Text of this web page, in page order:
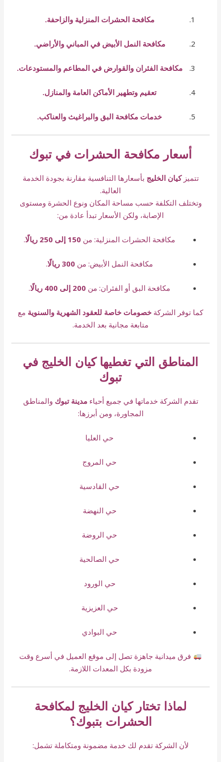
مكافحة الحشرات المنزلية والزاحفة.
مكافحة النمل الأبيض في المباني والأراضي.
مكافحة الفئران والقوارض في المطاعم والمستودعات.
تعقيم وتطهير الأماكن العامة والمنازل.
خدمات مكافحة البق والبراغيث والعناكب.
أسعار مكافحة الحشرات في تبوك
تتميزكيان الخليج بأسعارها التنافسية مقارنة بجودة الخدمة
العالية.
وتختلف التكلفة حسب مساحة المكان ونوع الحشرة ومستوى
الإصابة، ولكن الأسعار تبدأ عادة من:
مكافحة الحشرات المنزلية: من 150 إلى 250 ريالًا .
مكافحة النمل الأبيض: من 300 ريالًا .
مكافحة البق أو الفئران: من 200 إلى 400 ريالًا .
كما توفر الشركة خصومات خاصة للعقود الشهرية والسنوية مع
متابعة مجانية بعد الخدمة.
المناطق التي تغطيها كيان الخليج في
تبوك
تقدم الشركة خدماتها في جميع أحياءمدينة تبوك والمناطق
المجاورة، ومن أبرزها:
حي العليا
حي المروج
حي القادسية
حي النهضة
حي الروضة
حي الصالحية
حي الورود
حي العزيزية
حي البوادي
فرق ميدانية جاهزة تصل إلى موقع العميل في أسرع وقت
مزودة بكل المعدات اللازمة.
لماذا تختار كيان الخليج لمكافحة
الحشرات بتبوك؟
لأن الشركة تقدم لك خدمة مضمونة ومتكاملة تشمل: